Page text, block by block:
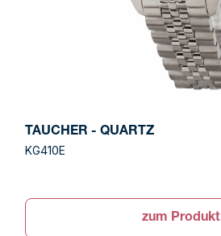
TAUCHER - QUARTZ
KG410E
zum Produkt